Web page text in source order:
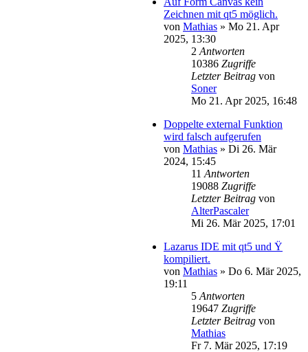
Zeichnen mit qt5 möglich.
von Mathias » Mo 21. Apr
2025, 13:30
2 Antworten
10386 Zugriffe
Letzter Beitrag von
Soner
Mo 21. Apr 2025, 16:48
Doppelte external Funktion
wird falsch aufgerufen
von Mathias » Di 26. Mär
2024, 15:45
11 Antworten
19088 Zugriffe
Letzter Beitrag von
AlterPascaler
Mi 26. Mär 2025, 17:01
Lazarus IDE mit qt5 und Ÿ
kompiliert.
von Mathias » Do 6. Mär 2025,
19:11
5 Antworten
19647 Zugriffe
Letzter Beitrag von
Mathias
Fr 7. Mär 2025, 17:19